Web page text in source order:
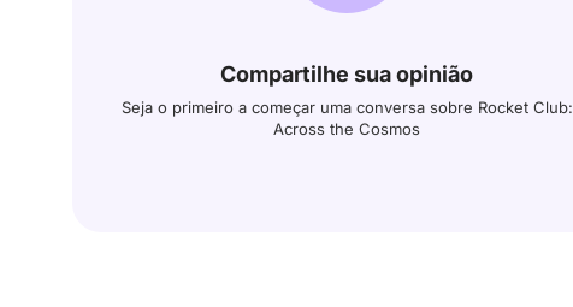
Compartilhe sua opinião
Seja o primeiro a começar uma conversa sobre Rocket Club:
Across the Cosmos